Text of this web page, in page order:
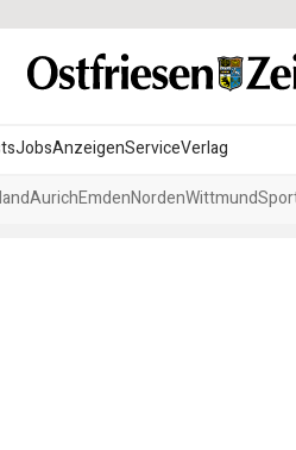
JobsAnzeigenServiceVerlag
AurichEmdenNordenWittmund